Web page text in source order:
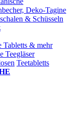
Deko-Tagine
& Schüsseln
Tabletts & mehr
Teegläser
Teetabletts